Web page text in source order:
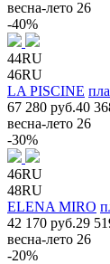
весна-лето 26
-40%
44RU
46RU
LA PISCINE
67 280 руб.40
весна-лето 26
-30%
46RU
48RU
ELENA MIRO
42 170 руб.29
весна-лето 26
-20%